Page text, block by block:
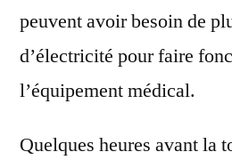
peuvent avoir besoin de
d’électricité pour faire
l’équipement médical.
Quelques heures avant la